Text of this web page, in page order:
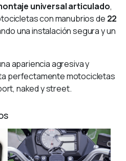
universal articulado,
con manubrios de 22
una instalación segura y un
apariencia agresiva y
perfectamente motocicletas
naked y street.